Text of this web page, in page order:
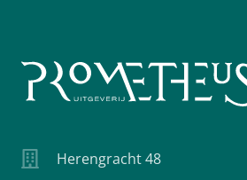
Herengracht 48